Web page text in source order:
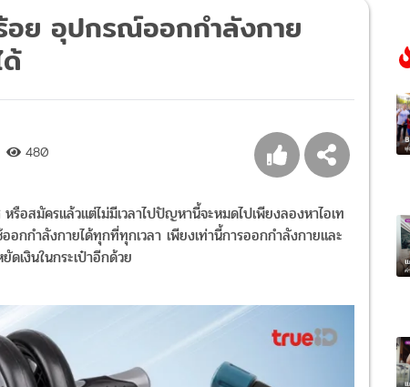
ย อุปกรณ์ออกกำลังกาย
480
หรือสมัครแล้วแต่ไม่มีเวลาไปปัญหานี้จะหมดไปเพียงลองหาไอเท
อกกำลังกายได้ทุกที่ทุกเวลา เพียงเท่านี้การออกกำลังกายและ
ดเงินในกระเป๋าอีกด้วย